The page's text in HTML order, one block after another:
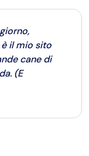
il mio sito
cane di
(E